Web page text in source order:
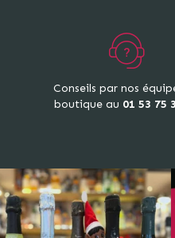
Conseils par nos
boutique au 01 53 75